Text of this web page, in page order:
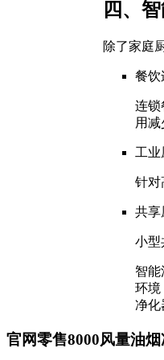
四、
除了家庭
餐饮
连锁
用减
工业
针对
共享
小型
智
环境
净化
官网零售8000风量油